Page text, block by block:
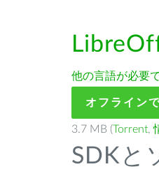
他の言語が必要
オフライン
3.7 MB (Torrent,
SDKと